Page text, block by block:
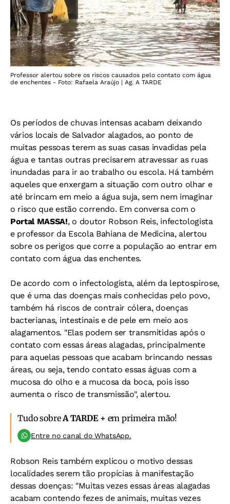
Professor alertou sobre os riscos causados pelo contato com água
de enchentes - Foto: Rafaela Araújo | Ag. A TARDE
Os períodos de chuvas intensas acabam deixando
vários locais de Salvador alagados, ao ponto de
muitas pessoas terem as suas casas invadidas pela
água e tantas outras precisarem atravessar as ruas
inundadas para ir ao trabalho ou escola. Há também
aqueles que enxergam a situação com outro olhar e
até brincam em meio a água suja, sem nem imaginar
o risco que estão correndo. Em conversa com o
Portal MASSA!, o doutor Robson Reis, infectologista
e professor da Escola Bahiana de Medicina, alertou
sobre os perigos que corre a população ao entrar em
contato com água das enchentes.
De acordo com o infectologista, além da leptospirose,
que é uma das doenças mais conhecidas pelo povo,
também há riscos de contrair cólera, doenças
bacterianas, intestinais e de pele em meio aos
alagamentos. "Elas podem ser transmitidas após o
contato com essas áreas alagadas, principalmente
para aquelas pessoas que acabam brincando nessas
áreas, ou seja, tendo contato essas águas com a
mucosa do olho e a mucosa da boca, pois isso
aumenta o risco de transmissão", alertou.
Tudo sobreA TARDE + em primeira mão!
Entre no canal do WhatsApp.
Robson Reis também explicou o motivo dessas
localidades serem tão propícias à manifestação
dessas doenças: "Muitas vezes essas áreas alagadas
acabam contendo fezes de animais, muitas vezes